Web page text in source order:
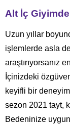
Alt İç
Uzun yıllar
işlemlerde asla
araştırıyorsanız
İçinizdeki
keyifli bir
sezon 2021 tayt,
Bedeninize